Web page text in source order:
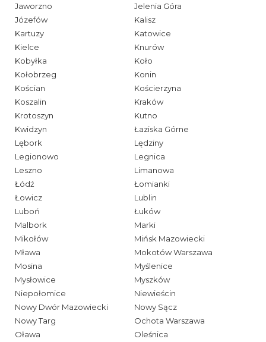
Jaworzno
Jelenia Góra
Józefów
Kalisz
Kartuzy
Katowice
Kielce
Knurów
Kobyłka
Koło
Kołobrzeg
Konin
Kościan
Kościerzyna
Koszalin
Kraków
Krotoszyn
Kutno
Kwidzyn
Łaziska Górne
Lębork
Lędziny
Legionowo
Legnica
Leszno
Limanowa
Łódź
Łomianki
Łowicz
Lublin
Luboń
Łuków
Malbork
Marki
Mikołów
Mińsk Mazowiecki
Mława
Mokotów Warszawa
Mosina
Myślenice
Mysłowice
Myszków
Niepołomice
Niewieścin
Nowy Dwór Mazowiecki
Nowy Sącz
Nowy Targ
Ochota Warszawa
Oława
Oleśnica